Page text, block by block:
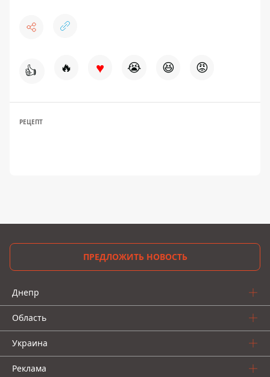
👍 🔥 ♥ 😭 😆 😡
РЕЦЕПТ
ПРЕДЛОЖИТЬ НОВОСТЬ
Днепр
Область
Украина
Реклама